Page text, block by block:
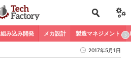
組み込み開発 メカ設計 製造マネジメント
2017年5月1日